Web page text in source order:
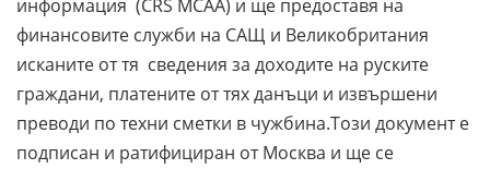
информация (CRS MCAA) и ще предоставя на
финансовите служби на САЩ и Великобритания
исканите от тя сведения за доходите на руските
граждани, платените от тях данъци и извършени
преводи по техни сметки в чужбина.Този документ е
подписан и ратифициран от Москва и ще се